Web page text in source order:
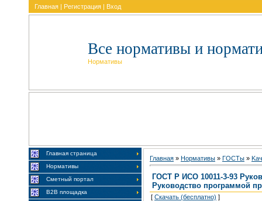
Главная | Регистрация | Вход
Все нормативы и
Нормативы
Главная страница
Нормативы
Сметный портал
В2В площадка
Главная » Нормативы » ГOCTы »
ГОСТ Р ИСО 10011-3-93
Руководство программой
[ Скачать (бесплатно) ]